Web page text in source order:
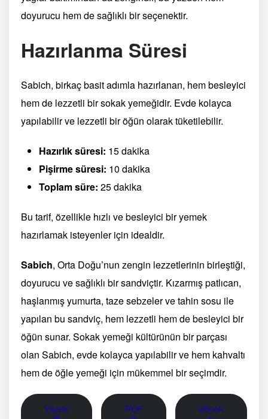
doyurucu hem de sağlıklı bir seçenektir.
Hazırlanma Süresi
Sabich, birkaç basit adımla hazırlanan, hem besleyici
hem de lezzetli bir sokak yemeğidir. Evde kolayca
yapılabilir ve lezzetli bir öğün olarak tüketilebilir.
Hazırlık süresi: 15 dakika
Pişirme süresi: 10 dakika
Toplam süre: 25 dakika
Bu tarif, özellikle hızlı ve besleyici bir yemek
hazırlamak isteyenler için idealdir.
Sabich, Orta Doğu’nun zengin lezzetlerinin birleştiği,
doyurucu ve sağlıklı bir sandviçtir. Kızarmış patlıcan,
haşlanmış yumurta, taze sebzeler ve tahin sosu ile
yapılan bu sandviç, hem lezzetli hem de besleyici bir
öğün sunar. Sokak yemeği kültürünün bir parçası
olan Sabich, evde kolayca yapılabilir ve hem kahvaltı
hem de öğle yemeği için mükemmel bir seçimdir.
Yazdır
PDF
eBook